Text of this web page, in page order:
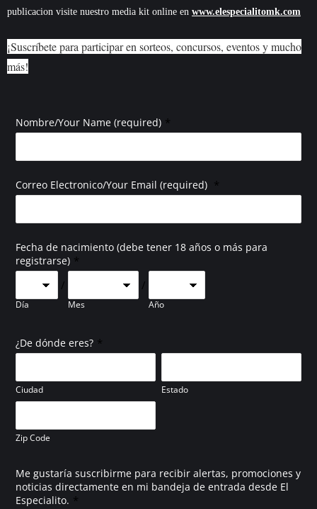
publicacion visite nuestro media kit online en www.elespecialitomk.com
¡Suscríbete para participar en sorteos, concursos, eventos y mucho
más!
Nombre/Your Name (required) *
Correo Electronico/Your Email (required) *
Fecha de nacimiento (debe tener 18 años o más para
registrarse) *
Día
/
Mes
/
Año
¿De dónde eres? *
Ciudad Estado
Zip Code
Me gustaría suscribirme para recibir alertas, promociones y
noticias directamente en mi bandeja de entrada desde El
Especialito. *